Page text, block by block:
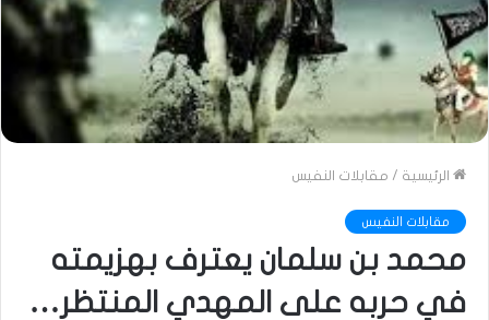
الرئيسية / مقابلات النفيس
مقابلات النفيس
محمد بن سلمان يعترف بهزيمته
في حربه على المهدي المنتظر…